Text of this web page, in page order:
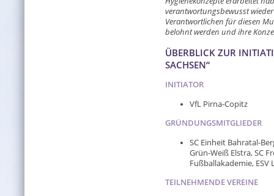
verantwortungsbewusst
Verantwortlichen für diesen
belohnt werden und ihre
ÜBERBLICK ZUR
SACHSEN“
INITIATOR
VfL Pirna-Copitz
GRÜNDUNGSMITGLIEDER
SC Einheit Bahratal-
Grün-Weiß Elstra, SC
Fußballakademie, ESV
TEILNEHMENDE VEREINE